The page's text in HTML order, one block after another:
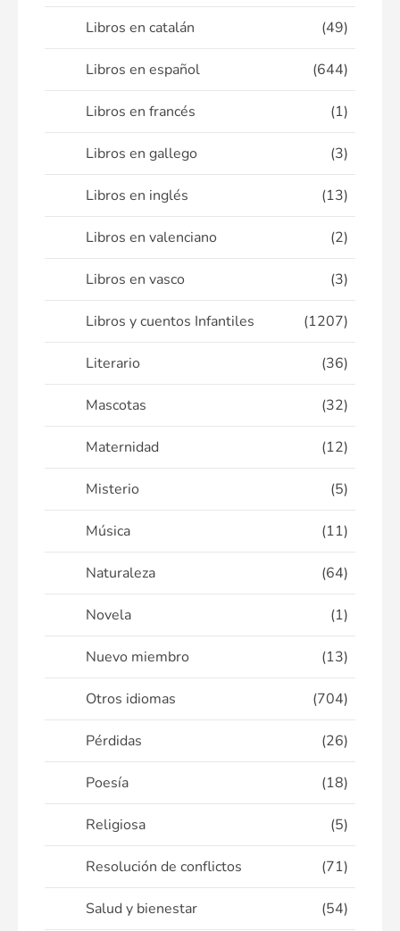
Libros en catalán (49)
Libros en español (644)
Libros en francés (1)
Libros en gallego (3)
Libros en inglés (13)
Libros en valenciano (2)
Libros en vasco (3)
Libros y cuentos Infantiles (1207)
Literario (36)
Mascotas (32)
Maternidad (12)
Misterio (5)
Música (11)
Naturaleza (64)
Novela (1)
Nuevo miembro (13)
Otros idiomas (704)
Pérdidas (26)
Poesía (18)
Religiosa (5)
Resolución de conflictos (71)
Salud y bienestar (54)